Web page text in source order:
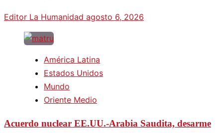
Editor La Humanidad agosto 6, 2026
América Latina
Estados Unidos
Mundo
Oriente Medio
Acuerdo nuclear EE.UU.-Arabia Saudita, desarme